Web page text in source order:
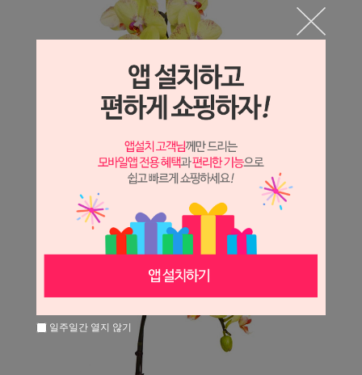
일주일간 열지 않기